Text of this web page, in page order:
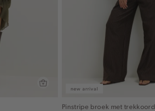
new arrival
Pinstripe broek met trekkoord